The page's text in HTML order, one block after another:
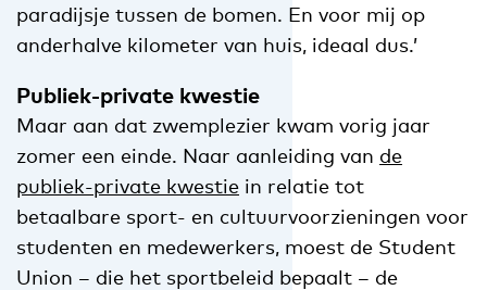
paradijsje tussen de bomen. En voor mij op
anderhalve kilometer van huis, ideaal dus.’
Publiek-private kwestie
Maar aan dat zwemplezier kwam vorig jaar
zomer een einde. Naar aanleiding van de
publiek-private kwestie in relatie tot
betaalbare sport- en cultuurvoorzieningen voor
studenten en medewerkers, moest de Student
Union – die het sportbeleid bepaalt – de